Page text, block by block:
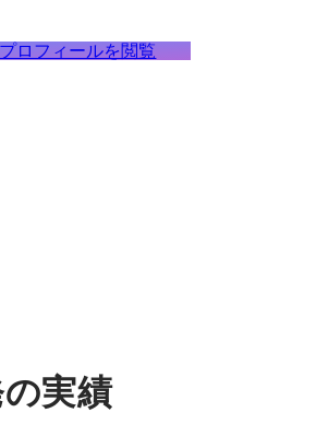
ロフィールを閲覧
実績